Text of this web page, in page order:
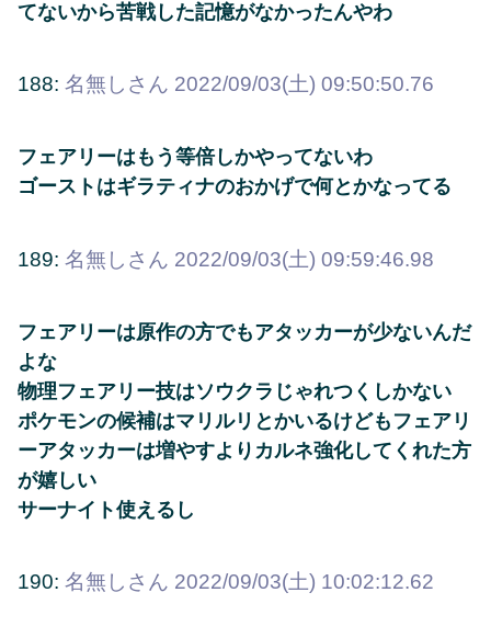
てないから苦戦した記憶がなかったんやわ
188: 名無しさん 2022/09/03(土) 09:50:50.76
フェアリーはもう等倍しかやってないわ
ゴーストはギラティナのおかげで何とかなってる
189: 名無しさん 2022/09/03(土) 09:59:46.98
フェアリーは原作の方でもアタッカーが少ないんだ
よな
物理フェアリー技はソウクラじゃれつくしかない
ポケモンの候補はマリルリとかいるけどもフェアリ
ーアタッカーは増やすよりカルネ強化してくれた方
が嬉しい
サーナイト使えるし
190: 名無しさん 2022/09/03(土) 10:02:12.62